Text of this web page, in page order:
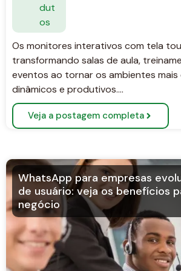
dut
os
Os monitores interativos com tela
transformando salas de aula,
eventos ao tornar os ambientes
dinâmicos e produtivos….
Veja a postagem completa
WhatsApp para empresas
de usuário: veja os benefícios
negócio